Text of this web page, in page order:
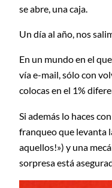
se abre, una caja.
Un día al año, nos
En un mundo en el
vía e-mail, sólo con
colocas en el 1%
Si además lo haces
franqueo que levanta
aquellos!») y una
sorpresa está